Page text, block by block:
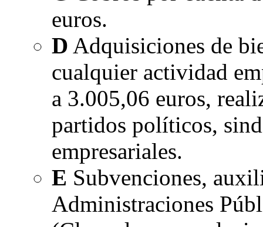
euros.
D Adquisiciones de
cualquier actividad
a 3.005,06 euros,
partidos políticos,
empresariales.
E Subvenciones,
Administraciones